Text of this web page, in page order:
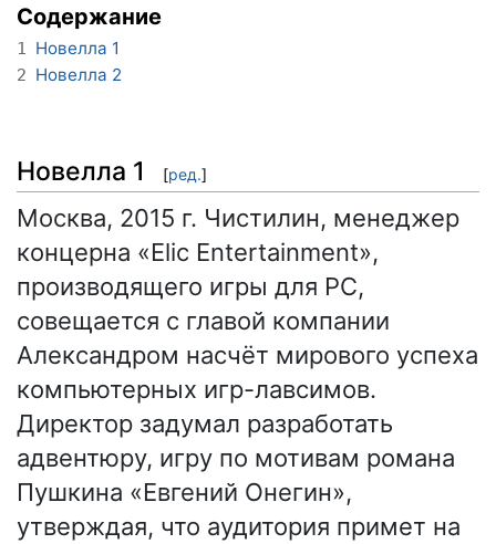
Содержание
1 Новелла 1
2 Новелла 2
Новелла 1 [ред.]
Москва, 2015 г. Чистилин, менеджер
концерна «Elic Entertainment»,
производящего игры для PC,
совещается с главой компании
Александром насчёт мирового успеха
компьютерных игр-лавсимов.
Директор задумал разработать
адвентюру, игру по мотивам романа
Пушкина «Евгений Онегин»,
утверждая, что аудитория примет на